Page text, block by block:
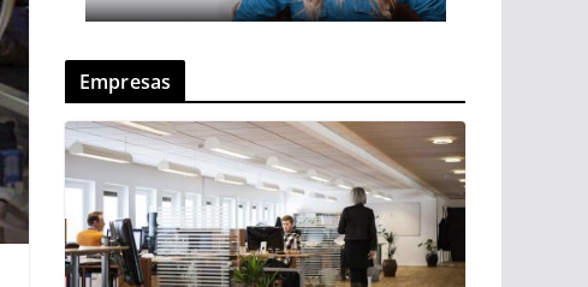
Empresas